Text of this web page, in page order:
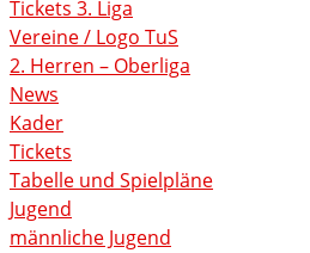
Tickets 3. Liga
Vereine / Logo TuS
2. Herren – Oberliga
News
Kader
Tickets
Tabelle und Spielpläne
Jugend
männliche Jugend